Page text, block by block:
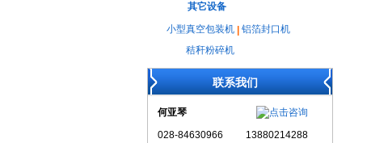
其它设备
小型真空包装机
铝箔封口机
秸秆粉碎机
联系我们
何亚琴
028-84630966
13880214288